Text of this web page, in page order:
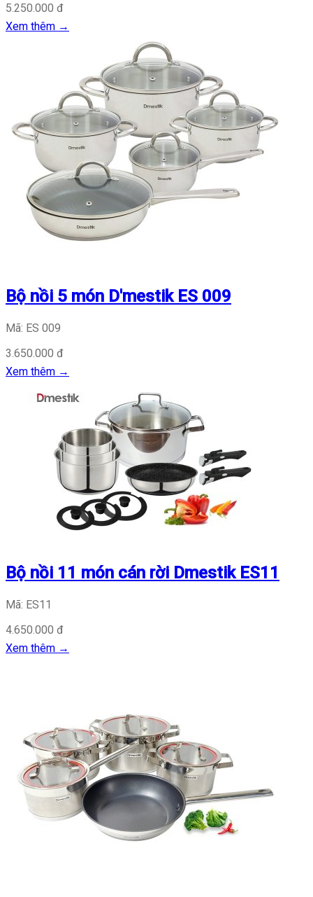
5.250.000 đ
Xem thêm →
Bộ nồi 5 món D'mestik ES 009
Mã: ES 009
3.650.000 đ
Xem thêm →
Bộ nồi 11 món cán rời Dmestik ES11
Mã: ES11
4.650.000 đ
Xem thêm →